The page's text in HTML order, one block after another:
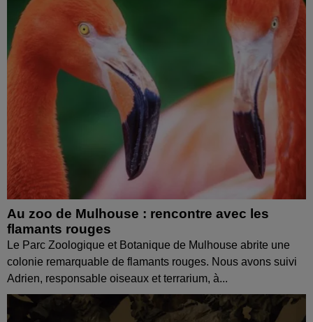
Au zoo de Mulhouse : rencontre avec les
flamants rouges
Le Parc Zoologique et Botanique de Mulhouse abrite une
colonie remarquable de flamants rouges. Nous avons suivi
Adrien, responsable oiseaux et terrarium, à...